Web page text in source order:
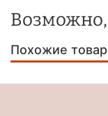
Возможно,
Похожие